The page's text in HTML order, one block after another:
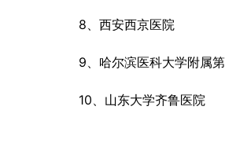
8、西安西京医院
9、哈尔滨医科大学附属
10、山东大学齐鲁医院